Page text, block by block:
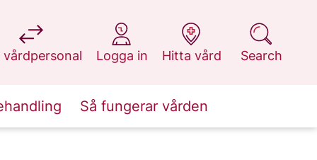
vårdpersonal
at 1177.se
Logga in
at 1177.se
Hitta vård
at 1177.se
Search
at 1177.se
Så fungerar vården